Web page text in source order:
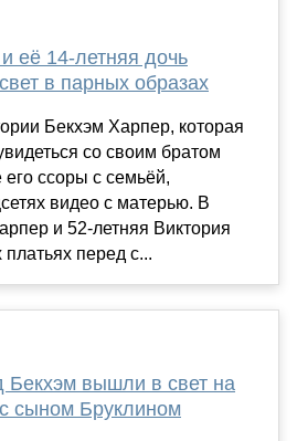
её 14-летняя дочь
в парных образах
Бекхэм Харпер, которая
со своим братом
ссоры с семьёй,
видео с матерью. В
и 52-летняя Виктория
перед с...
Бекхэм вышли в свет на
сыном Бруклином